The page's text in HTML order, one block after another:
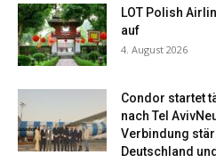
LOT Polish
auf
4. August 2026
Condor startet
nach Tel
Verbindung
Deutschland